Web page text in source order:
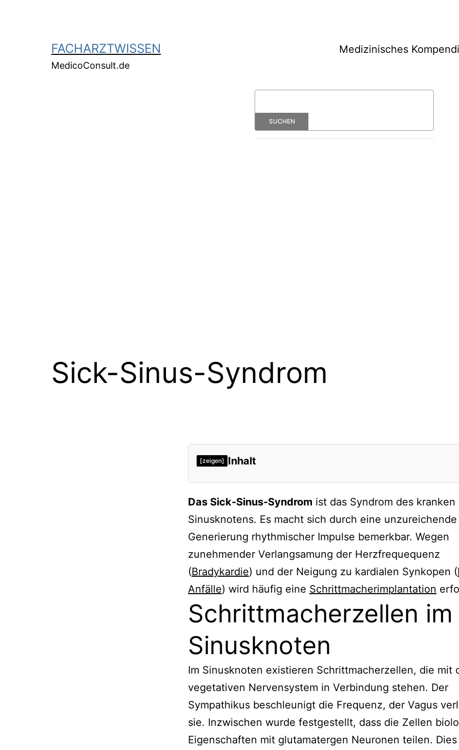
FACHARZTWISSEN
MedicoConsult.de
Medizinisches
Sick-Sinus-Syndrom
[zeigen] Inhalt
Das Sick-Sinus-Syndrom ist das Syndrom des kranken
Sinusknotens. Es macht sich durch eine unzureichende
Generierung rhythmischer Impulse bemerkbar. Wegen
zunehmender Verlangsamung der Herzfrequequenz
(Bradykardie) und der Neigung zu kardialen Synkopen (
Anfälle) wird häufig eine Schrittmacherimplantation
Schrittmacherzellen im
Sinusknoten
Im Sinusknoten existieren Schrittmacherzellen, die mit
vegetativen Nervensystem in Verbindung stehen. Der
Sympathikus beschleunigt die Frequenz, der Vagus
sie. Inzwischen wurde festgestellt, dass die Zellen
Eigenschaften mit glutamatergen Neuronen teilen. Dies